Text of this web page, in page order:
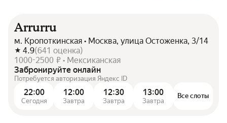
Arrurru
м. Кропоткинская • Москва, улица Остоженка, 3/14
4.9(641 оценка)
1000-2500 ₽ • Мексиканская
Забронируйте онлайн
Потребуется авторизация Яндекс ID
22:00
Сегодня
12:00
Завтра
12:30
Завтра
13:00
Завтра
Все слоты